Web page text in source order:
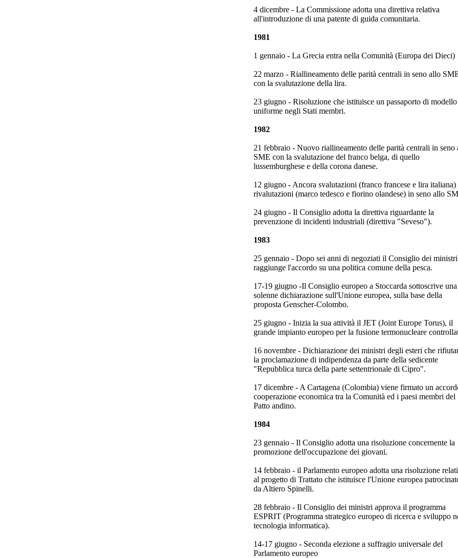
4 dicembre - La Commissione adotta una direttiva relativa
all'introduzione di una patente di guida comunitaria.
1981
1 gennaio - La Grecia entra nella Comunità (Europa dei Dieci)
22 marzo - Riallineamento delle parità centrali in seno allo
con la svalutazione della lira.
23 giugno - Risoluzione che istituisce un passaporto di modello
uniforme negli Stati membri.
1982
21 febbraio - Nuovo riallineamento delle parità centrali in seno
SME con la svalutazione del franco belga, di quello
lussemburghese e della corona danese.
12 giugno - Ancora svalutazioni (franco francese e lira italiana)
rivalutazioni (marco tedesco e fiorino olandese) in seno allo
24 giugno - Il Consiglio adotta la direttiva riguardante la
prevenzione di incidenti industriali (direttiva "Seveso").
1983
25 gennaio - Dopo sei anni di negoziati il Consiglio dei ministri
raggiunge l'accordo su una politica comune della pesca.
17-19 giugno -Il Consiglio europeo a Stoccarda sottoscrive una
solenne dichiarazione sull'Unione europea, sulla base della
proposta Genscher-Colombo.
25 giugno - Inizia la sua attività il JET (Joint Europe Torus), il
grande impianto europeo per la fusione termonucleare
16 novembre - Dichiarazione dei ministri degli esteri che
la proclamazione di indipendenza da parte della sedicente
"Repubblica turca della parte settentrionale di Cipro".
17 dicembre - A Cartagena (Colombia) viene firmato un
cooperazione economica tra la Comunità ed i paesi membri del
Patto andino.
1984
23 gennaio - Il Consiglio adotta una risoluzione concernente la
promozione dell'occupazione dei giovani.
14 febbraio - il Parlamento europeo adotta una risoluzione
al progetto di Trattato che istituisce l'Unione europea
da Altiero Spinelli.
28 febbraio - Il Consiglio dei ministri approva il programma
ESPRIT (Programma strategico europeo di ricerca e sviluppo
tecnologia informatica).
14-17 giugno - Seconda elezione a suffragio universale del
Parlamento europeo